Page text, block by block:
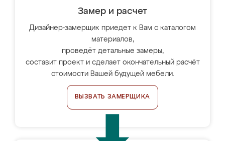
Замер и расчет
Дизайнер-замерщик приедет к Вам с каталогом
материалов,
проведёт детальные замеры,
составит проект и сделает окончательный расчёт
стоимости Вашей будущей мебели.
ВЫЗВАТЬ ЗАМЕРЩИКА